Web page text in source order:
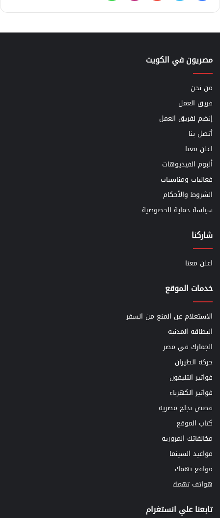
مصريون في الكويت
من نحن
فريق العمل
إنضم لفريق العمل
أتصل بنا
اعلن معنا
ألبوم الفيديوهات
فعاليات ومناسبات
الشروط والأحكام
سياسة حماية الخصوصية
شاركنا
اعلن معنا
خدمات الموقع
الاستعلام عن المنع من السفر
البطاقه المدنيه
الجمارك في مصر
حركه الطيران
فواتير التليفون
فواتير الكهرباء
قصص نجاح مصريه
كتاب الموقع
مخالفاتك المروريه
مواعيد السينما
مواقع تهمك
هواتف تهمك
تابعنا علي انستغرام